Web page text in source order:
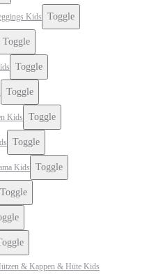
Kids Toggle
Toggle
Toggle
Toggle
Kids Toggle
Toggle
Kids Toggle
Toggle
& Kappen & Hüte Kids